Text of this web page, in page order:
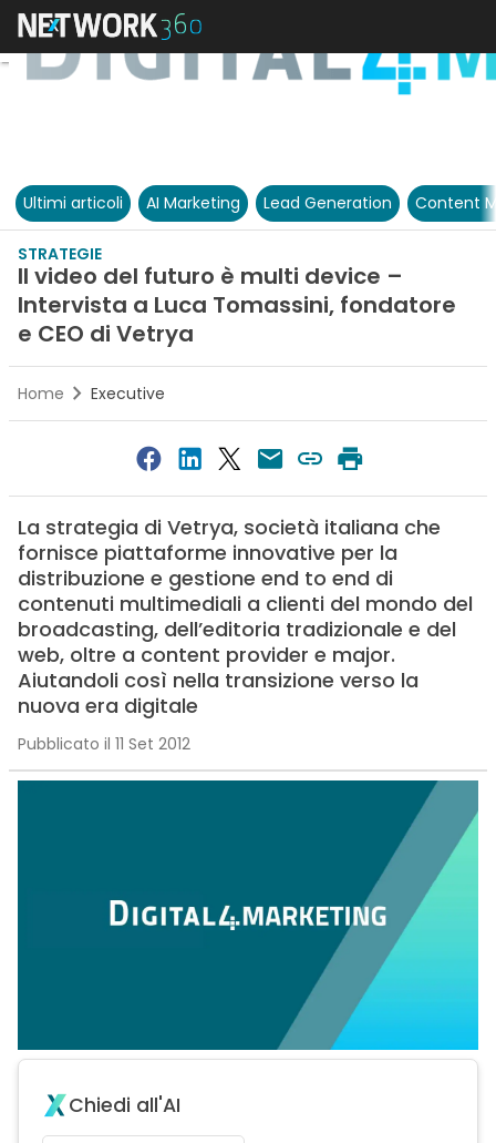
Ultimi articoli AI Marketing Lead Generation Content
STRATEGIE
Il video del futuro è multi device –
Intervista a Luca Tomassini, fondatore
e CEO di Vetrya
Home Executive
La strategia di Vetrya, società italiana che
fornisce piattaforme innovative per la
distribuzione e gestione end to end di
contenuti multimediali a clienti del mondo del
broadcasting, dell’editoria tradizionale e del
web, oltre a content provider e major.
Aiutandoli così nella transizione verso la
nuova era digitale
Pubblicato il 11 Set 2012
Chiedi all'AI